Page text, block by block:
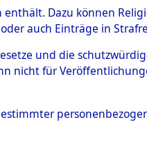
um
Dazu können
auch Einträge in
und die
nicht für